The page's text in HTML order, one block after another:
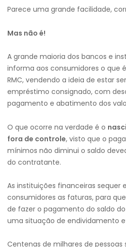
Parece uma grande facilidade,
Mas não é!
A grande maioria dos bancos e
informa aos consumidores o que
RMC, vendendo a ideia de estar
empréstimo consignado, com
pagamento e abatimento dos
O que ocorre na verdade é o
fora de controle, visto que o
mínimos não diminui o saldo
do contratante.
As instituições financeiras sequer
consumidores as faturas, para
de fazer o pagamento do saldo
uma situação de endividamento
Centenas de milhares de pessoas